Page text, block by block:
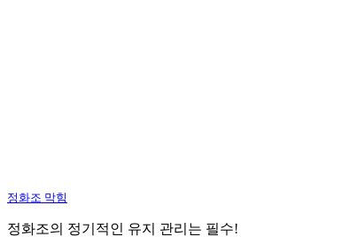
정화조 막힘
정화조의 정기적인 유지 관리는 필수!